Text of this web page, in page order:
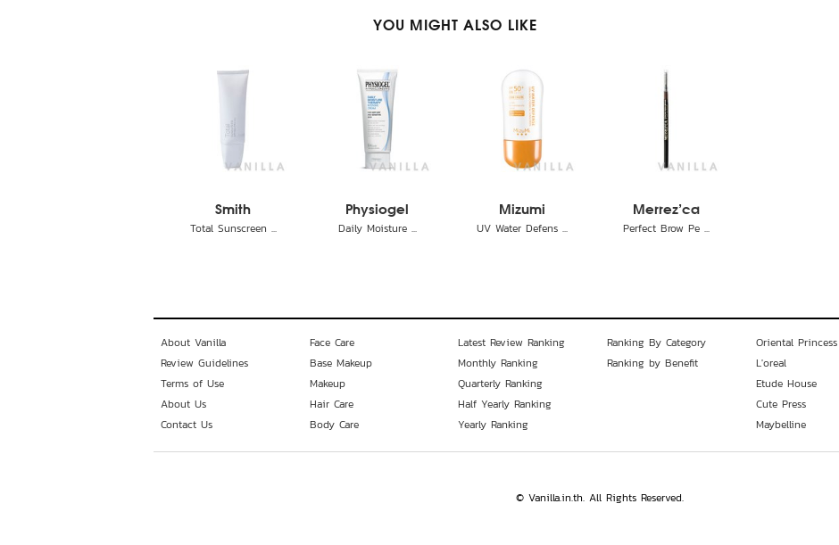
YOU MIGHT ALSO LIKE
Smith
Total Sunscreen ...
Physiogel
Daily Moisture ...
Mizumi
UV Water Defens ...
Merrez'ca
Perfect Brow Pe ...
About Vanilla
Review Guidelines
Terms of Use
About Us
Contact Us
Face Care
Base Makeup
Makeup
Hair Care
Body Care
Latest Review Ranking
Monthly Ranking
Quarterly Ranking
Half Yearly Ranking
Yearly Ranking
Ranking By Category
Ranking by Benefit
Oriental Princess
L'oreal
Etude House
Cute Press
Maybelline
© Vanilla.in.th. All Rights Reserved.